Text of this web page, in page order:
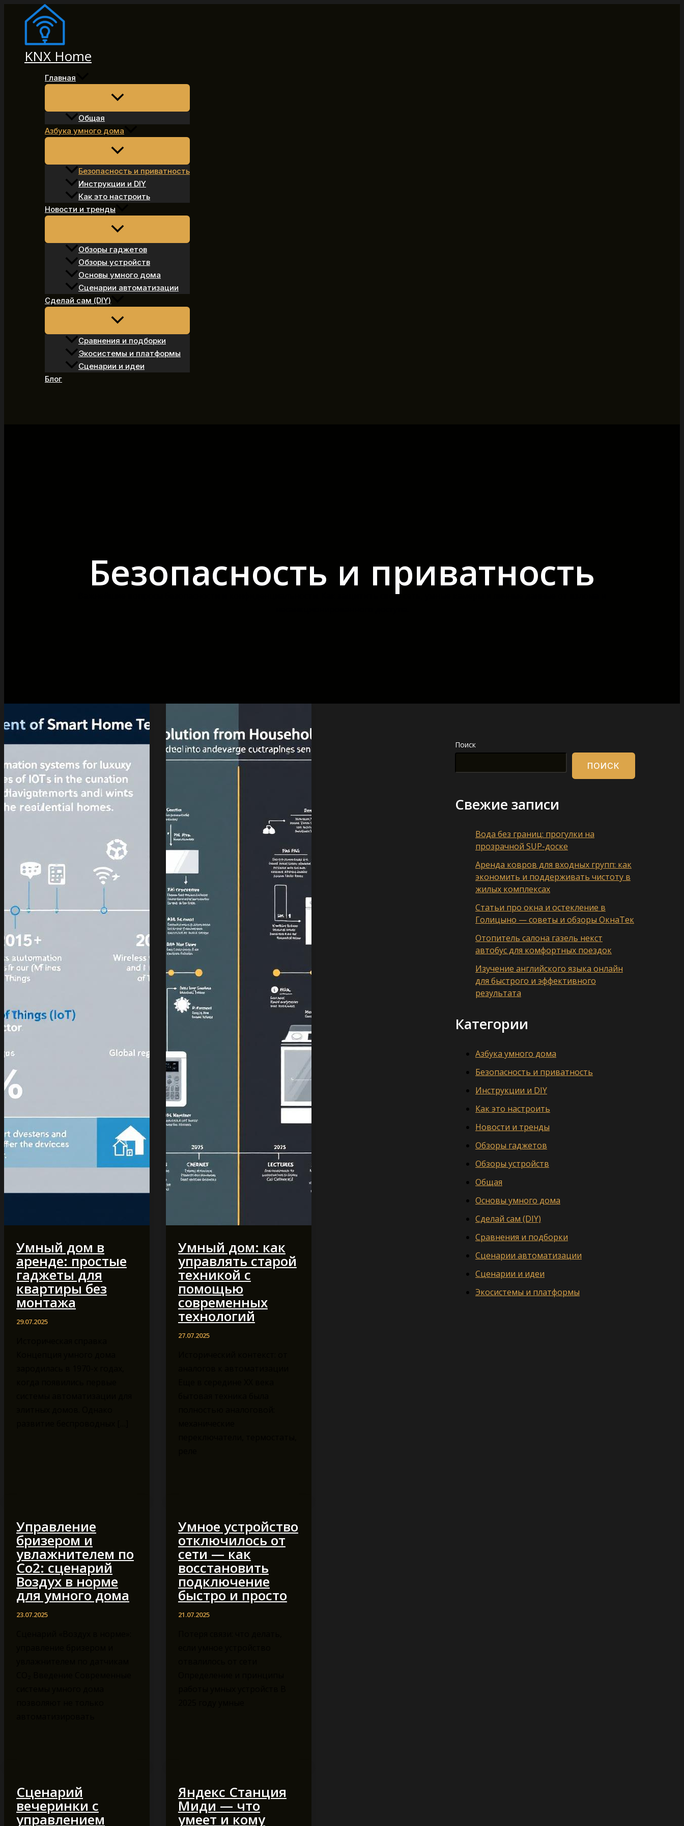
Перейти
содержимому
KNX Home
Главная
Общая
Азбука умного дома
Безопасность и приватность
Инструкции и DIY
Как это настроить
Новости и тренды
Обзоры гаджетов
Обзоры устройств
Основы умного дома
Сценарии автоматизации
Сделай сам (DIY)
Сравнения и подборки
Экосистемы и платформы
Сценарии и идеи
Блог
Безопасность и приватность
Важнейшие вопросы безопасности и конфиденциальности. Как защитить свою сеть, умные камеры и личные данные от взлома и
Умный дом в
аренде: простые
гаджеты для
квартиры без
монтажа
29.07.2025
Умный дом: как
управлять старой
техникой с
помощью
современных
технологий
27.07.2025
Управление
бризером и
увлажнителем по
Co2: сценарий
Воздух в норме
для умного дома
23.07.2025
Умное устройство
отключилось от
сети — как
восстановить
подключение
быстро и просто
21.07.2025
Сценарий
вечеринки с
управлением
Яндекс Станция
Миди — что
умеет и кому
Поиск
ПОИСК
Свежие записи
Вода без границ: прогулки на
прозрачной SUP-доске
Аренда ковров для входных групп: как
экономить и поддерживать чистоту в
жилых комплексах
Статьи про окна и остекление в
Голицыно — советы и обзоры ОкнаТек
Отопитель салона газель некст
автобус для комфортных поездок
Изучение английского языка онлайн
для быстрого и эффективного
результата
Категории
Азбука умного дома
Безопасность и приватность
Инструкции и DIY
Как это настроить
Новости и тренды
Обзоры гаджетов
Обзоры устройств
Общая
Основы умного дома
Сделай сам (DIY)
Сравнения и подборки
Сценарии автоматизации
Сценарии и идеи
Экосистемы и платформы